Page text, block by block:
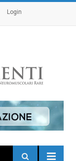
Login